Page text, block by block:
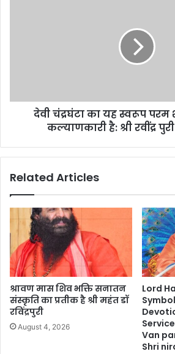
देवी चंद्रघंटा का यह स्वरूप
कल्याणकारी है: श्री रवींद्र
Related Articles
श्रावण मास शिव भक्ति सनातन
संस्कृति का प्रतीक है श्री महंत डॉ
रविंद्रपुरी
August 4, 2026
Lord
Van
Shri